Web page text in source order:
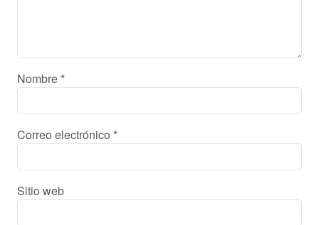
Nombre *
Correo electrónico *
Sitio web